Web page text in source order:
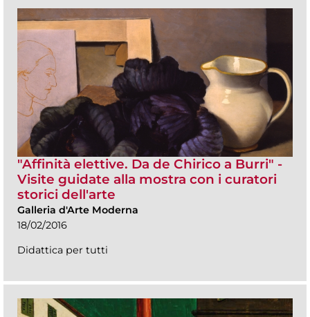
"Affinità elettive. Da de Chirico a Burri" -
Visite guidate alla mostra con i curatori
storici dell'arte
Galleria d'Arte Moderna
18/02/2016
Didattica per tutti